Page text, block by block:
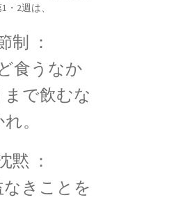
れの
まとめ
・2週は、
制 ：
食うなか
で飲むな
。
黙 ：
なきことを